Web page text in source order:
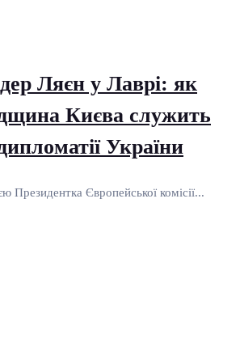
Ляєн у Лаврі: як
Києва служить
України
Президентка Європейської комісії...